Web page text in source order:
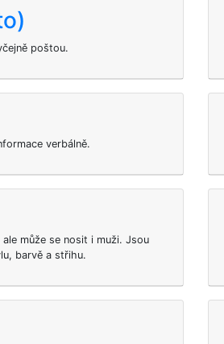
poštou.
verbálně.
může se nosit i muži. Jsou
barvě a střihu.